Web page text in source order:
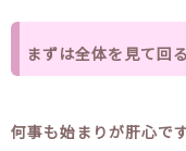
まずは全体を見て回る
何事も始まりが肝心で